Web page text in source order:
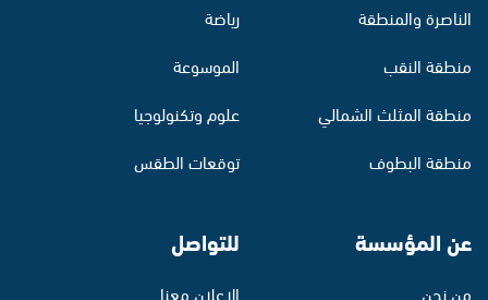
الناصرة والمنطقة
منطقة النقب
منطقة المثلث الشمالي
منطقة البطوف
رياضة
الموسوعة
علوم وتكنولوجيا
توقعات الطقس
عن المؤسسة
من نحن
للتواصل
الإعلان معنا